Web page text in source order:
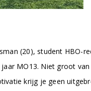
(20), student HBO-
MO13. Niet groot
krijg je geen